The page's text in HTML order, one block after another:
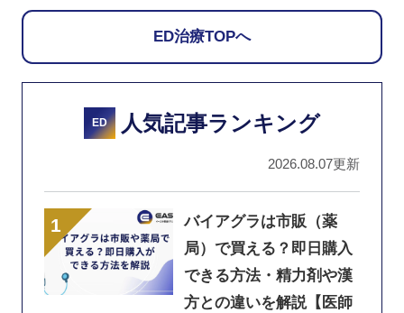
ED治療TOPへ
ED 人気記事ランキング
2026.08.07更新
バイアグラは市販（薬
局）で買える？即日購入
できる方法・精力剤や漢
方との違いを解説【医師